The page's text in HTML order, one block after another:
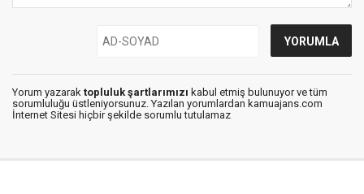
Yorum yazarak topluluk şartlarımızı kabul etmiş bulunuyor ve tüm
sorumluluğu üstleniyorsunuz. Yazılan yorumlardan kamuajans.com
İnternet Sitesi hiçbir şekilde sorumlu tutulamaz